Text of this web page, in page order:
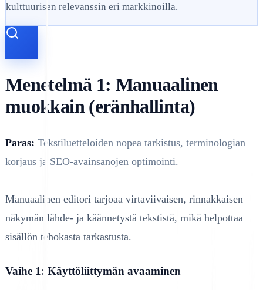
kulttuurisen relevanssin eri markkinoilla.
Menetelmä 1: Manuaalinen
muokkain (eränhallinta)
Paras: Tekstiluetteloiden nopea tarkistus, terminologian
korjaus ja SEO-avainsanojen optimointi.
Manuaalinen editori tarjoaa virtaviivaisen, rinnakkaisen
näkymän lähde- ja käännetystä tekstistä, mikä helpottaa
sisällön tehokasta tarkastusta.
Vaihe 1: Käyttöliittymän avaaminen